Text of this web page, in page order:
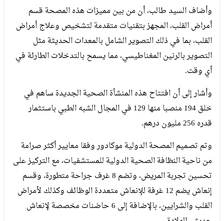
وأضاف السيد طالب، أن من بين مميزات هذه المصحة قسم
أمراض القلب، المجهز بتقنيات متقدمة لتشخيص وعلاج أمراض
القلب، بما في ذلك التصوير الشامل بالمعدات الحديثة مثل
التصوير بالرنين المغناطيسي، مما يسمح بالتدخلات الطارئة في
أي وقت.
وأشار إلى أن افتتاح هذه المنشأة الصحية الجديدة ساهم في
خلق 194 منصبا منها 129 في المجال الشبه الطبي باستثمار
قدره 256 مليون درهم.
وتم تصميم المصحة الدولية موكادور وفقا معايير أكثر صرامة
من ناحية النظافة الصحية الدولية للمستشفيات، مع التركيز على
تحسين تجربة المريض، وتضم 8 غرف جراحة متطورة، وقسم
إنعاش يضم 12 غرفة للإنعاش متعددة الوظائف وكذلك لأمراض
القلب والشرايين، بالإضافة إلى 6 حاضنات مخصصة لإنعاش